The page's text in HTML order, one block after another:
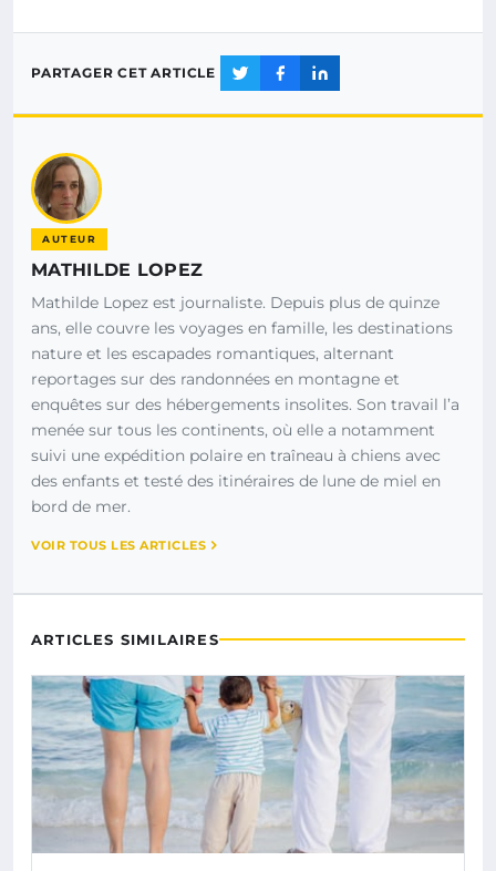
PARTAGER CET ARTICLE
AUTEUR
MATHILDE LOPEZ
Mathilde Lopez est journaliste. Depuis plus de quinze
ans, elle couvre les voyages en famille, les destinations
nature et les escapades romantiques, alternant
reportages sur des randonnées en montagne et
enquêtes sur des hébergements insolites. Son travail l’a
menée sur tous les continents, où elle a notamment
suivi une expédition polaire en traîneau à chiens avec
des enfants et testé des itinéraires de lune de miel en
bord de mer.
VOIR TOUS LES ARTICLES
ARTICLES SIMILAIRES